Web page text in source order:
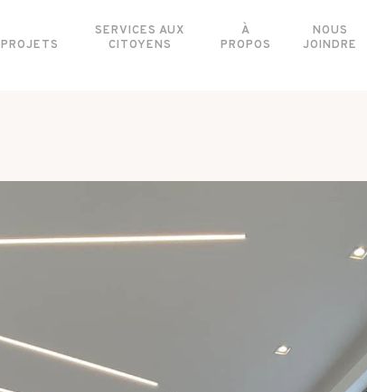
PROJETS
SERVICES AUX
CITOYENS
À
PROPOS
NOUS
JOINDRE